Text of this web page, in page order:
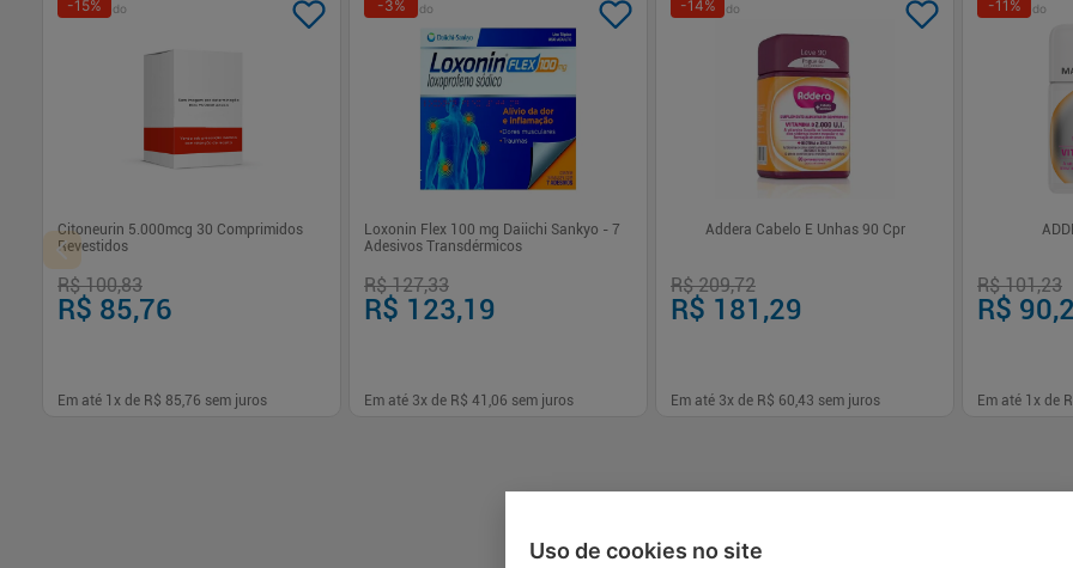
Uso de cookies no site
Patrocinado
-15%
Citoneurin 5.000mcg 30 Comprimidos
Revestidos
R$ 100,83
R$ 85,76
Em até 1 x de R$ 85,76 sem juros
Patrocinado
-3%
Loxonin Flex 100 mg Daiichi Sankyo - 7
Adesivos Transdérmicos
R$ 127,33
R$ 123,19
Em até 3x de R$ 41,06 sem juros
Patrocinado
-14%
Addera Cabelo E Unhas 90 Cpr
R$ 209,72
R$ 181,29
Em até 3x de R$ 60,43 sem juros
Patrocinado
-11 %
R$ 101,23
R$
Em até 1 x de